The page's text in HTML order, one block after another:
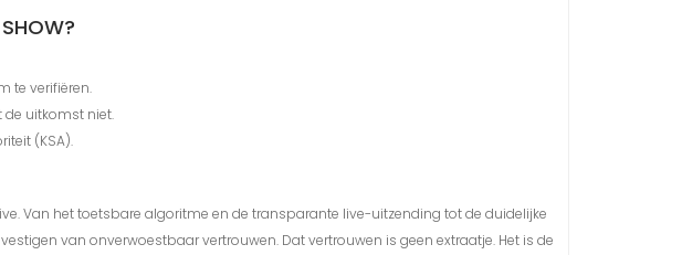
SHOW?
te verifiëren.
de uitkomst niet.
(KSA).
Van het toetsbare algoritme en de transparante live-uitzending tot de duidelijke
van onverwoestbaar vertrouwen. Dat vertrouwen is geen extraatje. Het is de